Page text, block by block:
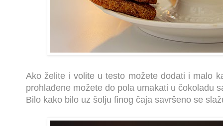
Ako želite i volite u testo možete dodati i malo
prohlađene možete do pola umakati u čokoladu
Bilo kako bilo uz šolju finog čaja savršeno se